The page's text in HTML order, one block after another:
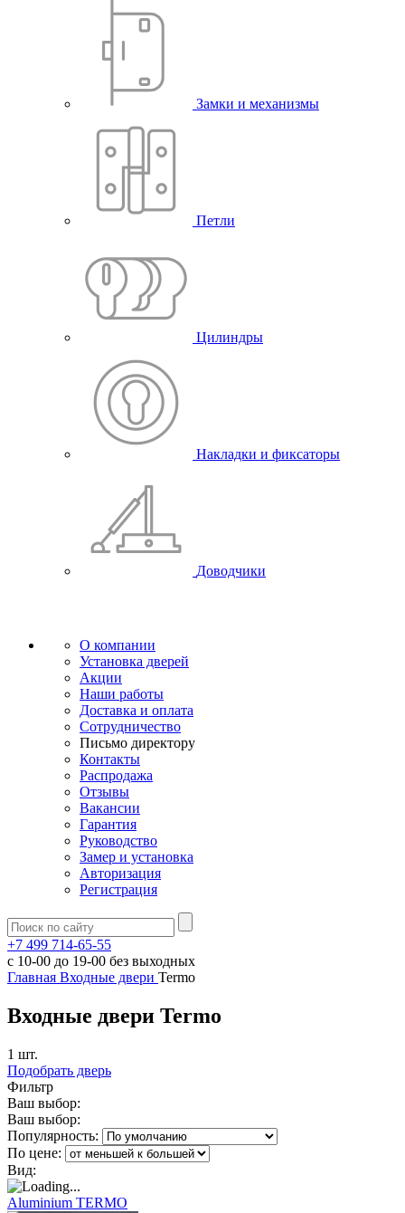
Замки и механизмы
Петли
Цилиндры
Накладки и фиксаторы
Доводчики
О компании
Установка дверей
Акции
Наши работы
Доставка и оплата
Сотрудничество
Письмо директору
Контакты
Распродажа
Отзывы
Вакансии
Гарантия
Руководство
Замер и установка
Авторизация
Регистрация
+7 499 714-65-55
с 10-00 до 19-00 без выходных
Главная Входные двери Termo
Входные двери Termo
1 шт.
Подобрать дверь
Фильтр
Ваш выбор:
Ваш выбор:
Популярность:
По цене:
Вид:
Aluminium TERMO